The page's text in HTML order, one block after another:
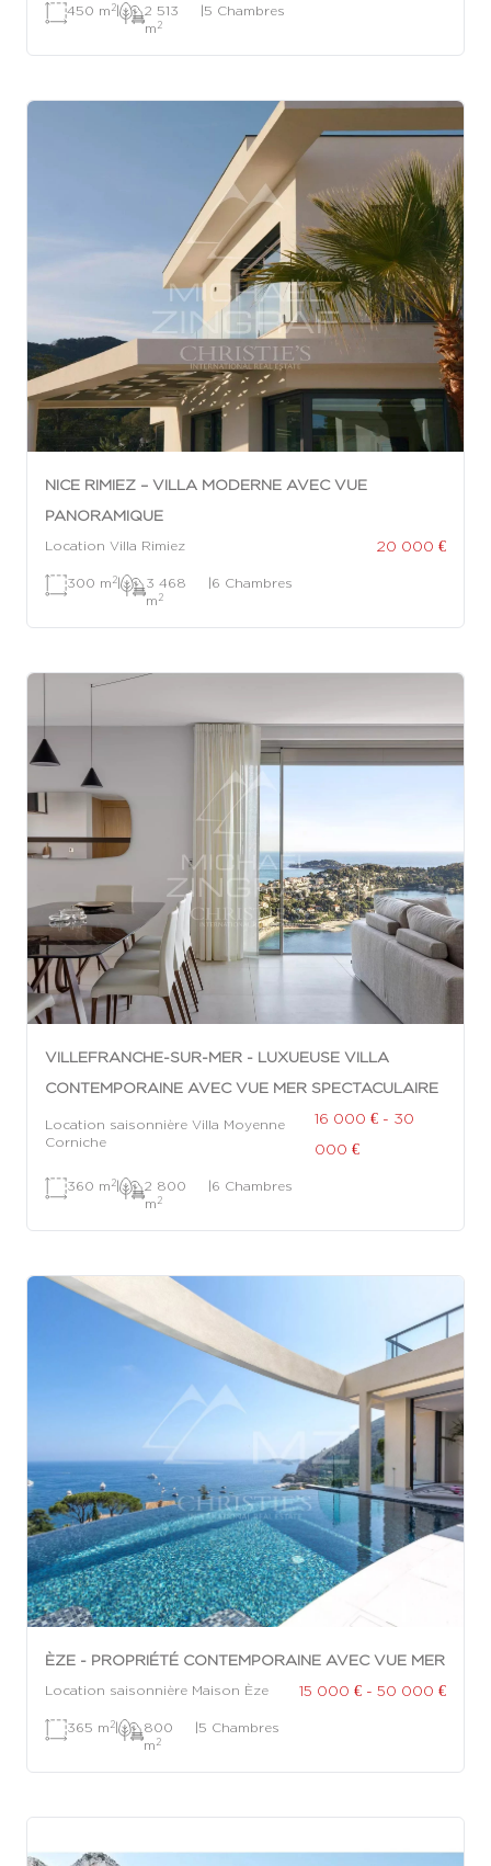
450 m 2|
2 513
m 2
|5 Chambres
NICE RIMIEZ – VILLA MODERNE AVEC VUE
PANORAMIQUE
Location Villa Rimiez 20 000 €
300 m 2|
3 468
m 2
|6 Chambres
VILLEFRANCHE-SUR-MER - LUXUEUSE VILLA
CONTEMPORAINE AVEC VUE MER SPECTACULAIRE
Location saisonnière Villa Moyenne
Corniche
16 000 € - 30
000 €
360 m 2|
2 800
m 2
|6 Chambres
ÈZE - PROPRIÉTÉ CONTEMPORAINE AVEC VUE MER
Location saisonnière Maison Èze 15 000 € - 50 000 €
365 m 2|
800
m 2
|5 Chambres